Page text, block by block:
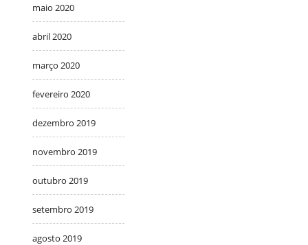
maio 2020
abril 2020
março 2020
fevereiro 2020
dezembro 2019
novembro 2019
outubro 2019
setembro 2019
agosto 2019